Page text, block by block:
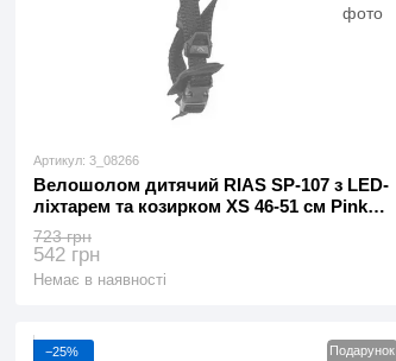
Артикул: 3_08266
Велошолом дитячий RIAS SP-107 з LED-
ліхтарем та козирком XS 46-51 см Pink
(3_08266)
723 грн
542 грн
Немає в наявності
Подарунок
−25%